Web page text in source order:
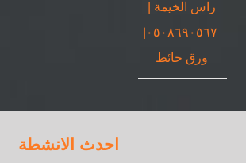
راس الخيمة |
٠٥٠٨٦٩٠٥٦٧|
ورق حائط
احدث الانشطة